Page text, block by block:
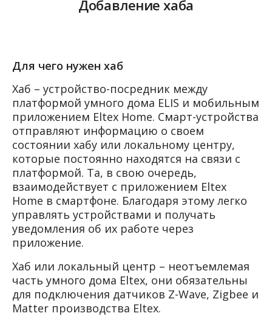
Добавление хаба
Для чего нужен хаб
Хаб – устройство-посредник между
платформой умного дома ELIS и мобильным
приложением Eltex Home. Смарт-устройства
отправляют информацию о своем
состоянии хабу или локальному центру,
которые постоянно находятся на связи с
платформой. Та, в свою очередь,
взаимодействует с приложением Eltex
Home в смартфоне. Благодаря этому легко
управлять устройствами и получать
уведомления об их работе через
приложение.
Хаб или локальный центр – неотъемлемая
часть умного дома Eltex, они обязательны
для подключения датчиков Z-Wave, Zigbee и
Matter производства Eltex.